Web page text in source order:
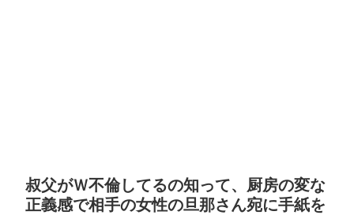
叔父がＷ不倫してるの知って、厨房の変な
正義感で相手の女性の旦那さん宛に手紙を